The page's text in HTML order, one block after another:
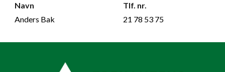
Navn
Tlf. nr.
Anders Bak
21 78 53 75